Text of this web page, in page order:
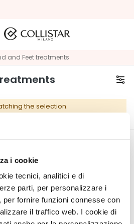
i cookie
tecnici, analitici e di
parti, per personalizzare i
per fornire funzioni connesse con
il traffico web. I cookie di
and Feet treatments
the selection.
Address Book
My Orders
My Wishlist
My Returns